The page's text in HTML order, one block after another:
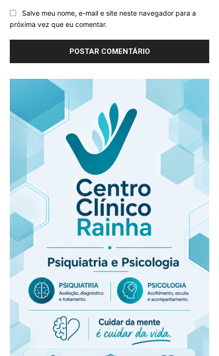
Salve meu nome, e-mail e site neste navegador para a
próxima vez que eu comentar.